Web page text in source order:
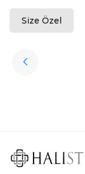
Size Özel
Favorilere Ekle
Halıstores
3.909,80